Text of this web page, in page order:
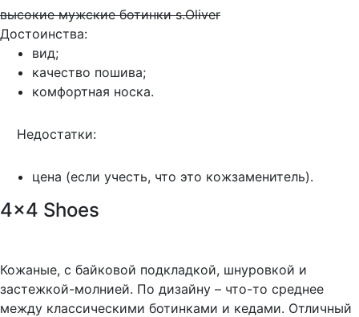
высокие мужские ботинки s.Oliver
Достоинства:
вид;
качество пошива;
комфортная носка.
Недостатки:
цена (если учесть, что это кожзаменитель).
4×4 Shoes
Кожаные, с байковой подкладкой, шнуровкой и
застежкой-молнией. По дизайну – что-то среднее
между классическими ботинками и кедами. Отличный